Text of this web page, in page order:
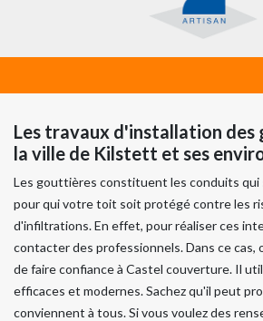
Les travaux d'installation des
la ville de Kilstett et ses
Les gouttières constituent les conduits qui
pour qui votre toit soit protégé contre les
d'infiltrations. En effet, pour réaliser ces
contacter des professionnels. Dans ce cas,
de faire confiance à Castel couverture. Il
efficaces et modernes. Sachez qu'il peut
conviennent à tous. Si vous voulez des